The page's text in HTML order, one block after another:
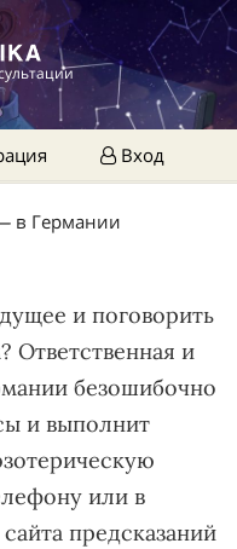
Вход
в Германии
и поговорить
Ответственная и
безошибочно
и выполнит
или в
предсказаний